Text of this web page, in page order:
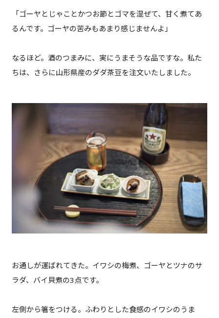
「ゴーヤとじゃことかつお節とゴマを混ぜて、甘く煮てあ
るんです。ゴーヤの苦みもあまり感じませんよ」
なるほど。酒のつまみに、実にうまそうな品ですな。私た
ちは、さらに山形県産のダダ茶豆を注文いたしました。
お通しが運ばれてきた。イワシの梅煮、ゴーヤとツナのサ
ラダ、バイ貝煮の3点です。
左側から箸をつける。ふわりとした食感のイワシのうま